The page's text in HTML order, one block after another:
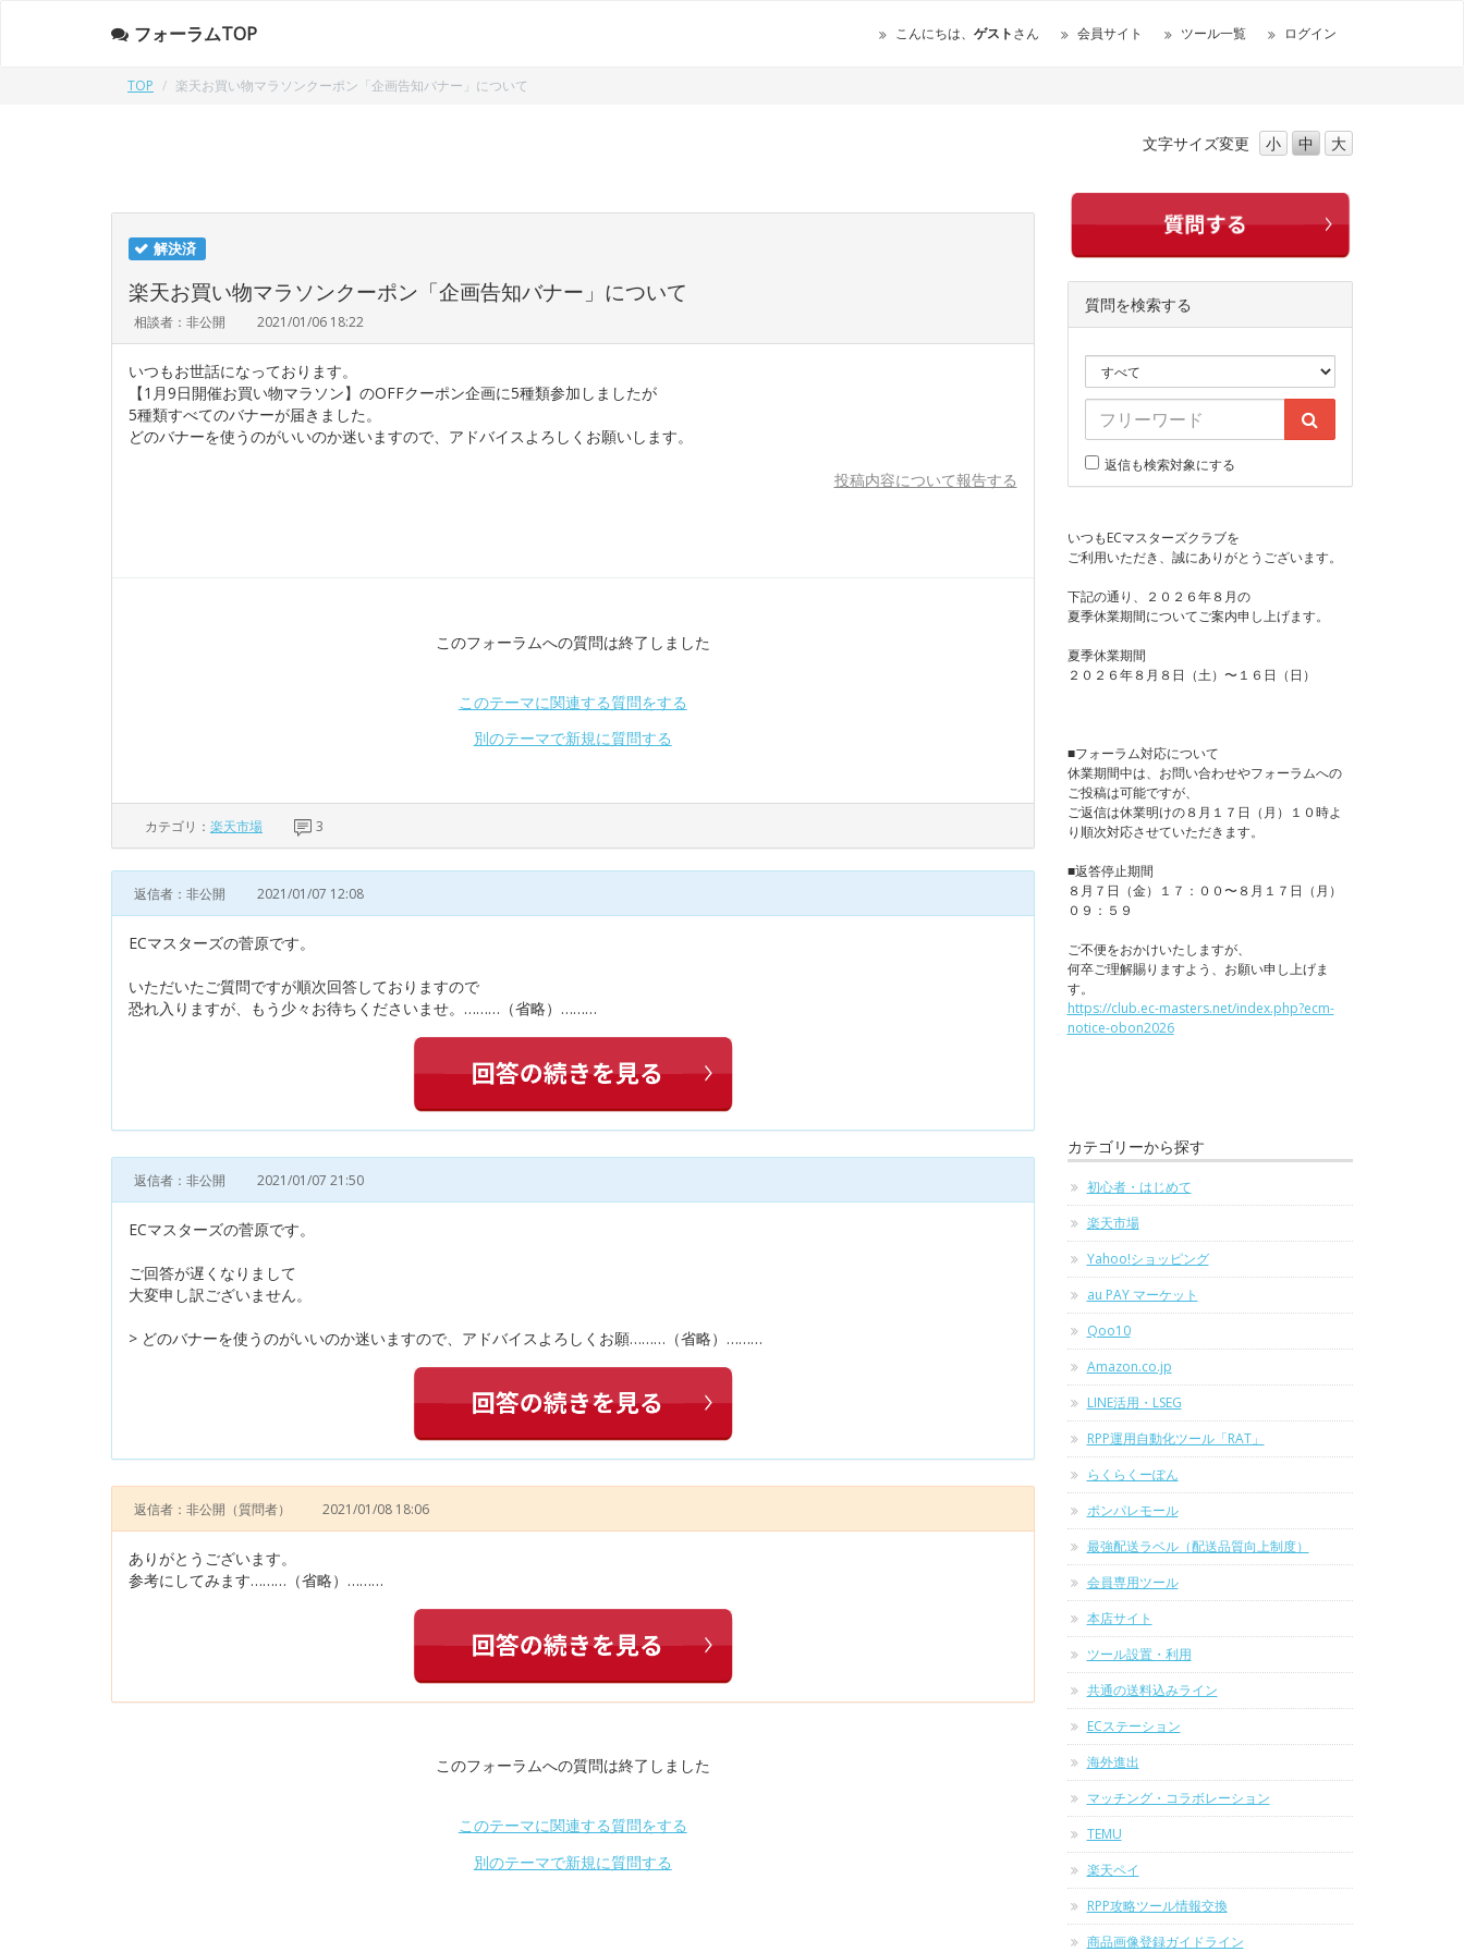
フォーラムTOP こんにちは、 ゲストさん 会員サイト ツール一覧 ログイン
TOP 楽天お買い物マラソンクーポン「企画告知バナー」について
文字サイズ変更 小 中 大
解決済
楽天お買い物マラソンクーポン「企画告知バナー」について
相談者：非公開 2021/01/06 18:22
いつもお世話になっております。
【1月9日開催お買い物マラソン】のOFFクーポン企画に5種類参加しましたが
5種類すべてのバナーが届きました。
どのバナーを使うのがいいのか迷いますので、アドバイスよろしくお願いします。
投稿内容について報告する
このフォーラムへの質問は終了しました
このテーマに関連する質問をする
別のテーマで新規に質問する
カテゴリ： 楽天市場 3
返信者：非公開 2021/01/07 12:08
ECマスターズの菅原です。
いただいたご質問ですが順次回答しておりますので
恐れ入りますが、もう少々お待ちくださいませ。………（省略）………
返信者：非公開 2021/01/07 21:50
ECマスターズの菅原です。
ご回答が遅くなりまして
大変申し訳ございません。
> どのバナーを使うのがいいのか迷いますので、アドバイスよろしくお願………（省略）………
返信者：非公開 （質問者） 2021/01/08 18:06
ありがとうございます。
参考にしてみます………（省略）………
このフォーラムへの質問は終了しました
このテーマに関連する質問をする
別のテーマで新規に質問する
質問を検索する
返信も検索対象にする
いつもECマスターズクラブを
ご利用いただき、誠にありがとうございます。
下記の通り、２０２６年８月の
夏季休業期間についてご案内申し上げます。
夏季休業期間
２０２６年８月８日（土）〜１６日（日）
■フォーラム対応について
休業期間中は、お問い合わせやフォーラムへの
ご投稿は可能ですが、
ご返信は休業明けの８月１７日（月）１０時よ
り順次対応させていただきます。
■返答停止期間
８月７日（金）１７：００〜８月１７日（月）
０９：５９
ご不便をおかけいたしますが、
何卒ご理解賜りますよう、お願い申し上げま
す。
https://club.ec-masters.net/index.php?ecm-
notice-obon2026
カテゴリーから探す
初心者・はじめて
楽天市場
Yahoo!ショッピング
au PAY マーケット
Qoo10
Amazon.co.jp
LINE活用・LSEG
RPP運用自動化ツール「RAT」
らくらくーぽん
ポンパレモール
最強配送ラベル（配送品質向上制度）
会員専用ツール
本店サイト
ツール設置・利用
共通の送料込みライン
ECステーション
海外進出
マッチング・コラボレーション
TEMU
楽天ペイ
RPP攻略ツール情報交換
商品画像登録ガイドライン